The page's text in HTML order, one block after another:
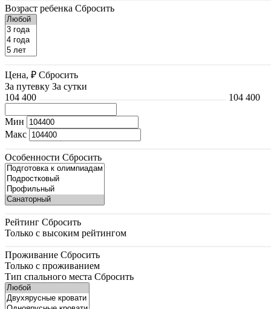
Возраст ребенка Сбросить
Цена, ₽ Сбросить
За путевку За сутки
104 400
104 400
Мин
Макс
Особенности Сбросить
Рейтинг Сбросить
Только с высоким рейтингом
Проживание Сбросить
Только с проживанием
Тип спального места Сбросить